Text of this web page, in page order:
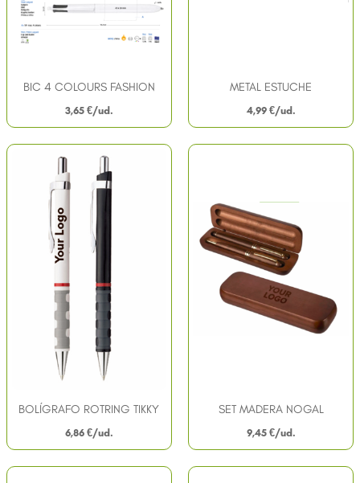
BIC 4 COLOURS FASHION
3,65 €
METAL ESTUCHE
4,99 €
BOLÍGRAFO ROTRING TIKKY
6,86 €
SET MADERA NOGAL
9,45 €